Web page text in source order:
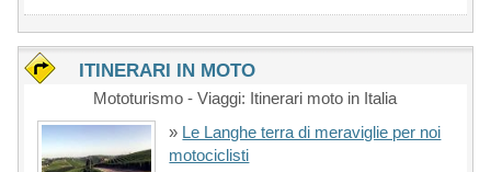
ITINERARI IN MOTO
Mototurismo - Viaggi: Itinerari moto in Italia
» Le Langhe terra di meraviglie per noi
motociclisti